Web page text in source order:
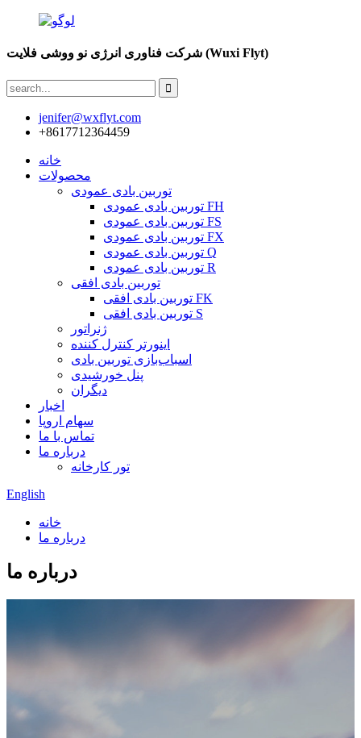
شرکت فناوری انرژی نو ووشی فلایت (Wuxi Flyt)
jenifer@wxflyt.com
‎+8617712364459‎
خانه
محصولات
توربین بادی عمودی
توربین بادی عمودی FH
توربین بادی عمودی FS
توربین بادی عمودی FX
توربین بادی عمودی Q
توربین بادی عمودی R
توربین بادی افقی
توربین بادی افقی FK
توربین بادی افقی S
ژنراتور
اینورتر کنترل کننده
اسباب‌بازی توربین بادی
پنل خورشیدی
دیگران
اخبار
سهام اروپا
تماس با ما
درباره ما
تور کارخانه
English
خانه
درباره ما
درباره ما